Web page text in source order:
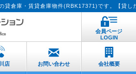
貸倉庫物件(RBK17371)です。【貸したい方へ
会員ページ
LOGIN
店 お問い合わせ 会社概要